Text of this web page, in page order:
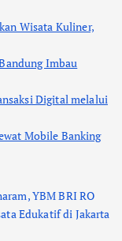
Wisata Kuliner,
Imbau
Digital melalui
Mobile Banking
YBM BRI RO
Edukatif di Jakarta